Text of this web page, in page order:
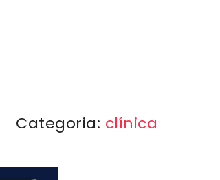
Categoria: clínica